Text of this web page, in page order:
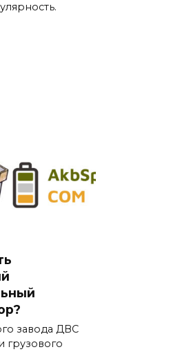
завода ДВС
грузового